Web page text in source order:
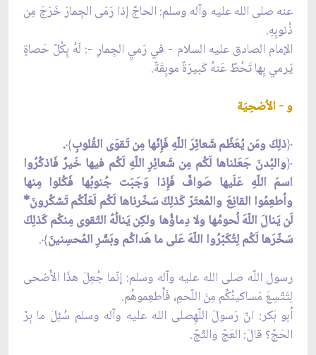
عنه صلى الله عليه وآله وسلم: الحاجّ إذا رَمَى الجِمارَ خَرَجَ مِن
ذُنوبِهِ.
الإمام الصادق عليه السلام - في رَميِ الجِمارِ -: لَهُ بِكُلّ حَصاةٍ
يَرمي بِها تَحُطّ عَنهُ كَبيرَةٌ موبِقَةٌ.
و - الاُضحِيَة
﴿ذلِكَ ومَن يُعَظّم شَعائِرَ اللّهِ فَإِنّها مِن تَقوَى القُلوبِ﴾.
﴿والبُدنَ جَعَلناها لَكُم مِن شَعائِرِ اللّهِ لَكُم فيها خَيرٌ فَاذكُرُوا
اسمَ اللّهِ عَلَيها صَوافّ فَإِذا وَجَبَت جُنوبُها فَكُلوا مِنها
وأطعِمُوا القانِعَ والمُعتَرّ كَذلِكَ سَخّرناها لَكُم لَعَلّكُم تَشكُرونَ*
لَن يَنالَ اللّهَ لُحومُها ولا دِماؤُها ولكِن يَنالُهُ التّقوى مِنكُم كَذلِكَ
سَخّرَها لَكُم لِتُكَبّرُوا اللّهَ عَلى ما هَداكُم وبَشّرِ المُحسِنينَ﴾.
رسول اللّه صلى الله عليه وآله وسلم: إنّما جُعِلَ هذَا الأَضحى
لِتَتّسِعَ مَساكينُكُم مِنَ اللّحمِ، فَأَطعِموهُم.
أبو بَكر: انّ رَسولَ اللّهِصلى الله عليه وآله وسلم سُئِلَ ما بِرّ
الحَجّ؟ قالَ: العَجّ والثّجّ.